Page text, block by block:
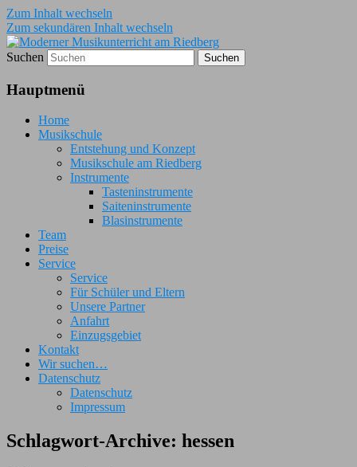
Zum Inhalt wechseln
Zum sekundären Inhalt wechseln
Moderner Musikunterricht am
Riedberg
Suchen
Hauptmenü
Home
Musikschule
Entstehung und Konzept
Musikschule am Riedberg
Instrumente
Tasteninstrumente
Saiteninstrumente
Blasinstrumente
Team
Preise
Service
Service
Für Schüler und Eltern
Unsere Partner
Anfahrt
Einzugsgebiet
Kontakt
Wir suchen…
Datenschutz
Datenschutz
Impressum
Schlagwort-Archive: hessen